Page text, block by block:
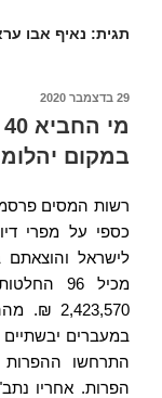
תגית: נאיף אבו
פורסם
29 בדצמבר 2020
במקום
רשות המסים
כספי על מפרי
מכיל